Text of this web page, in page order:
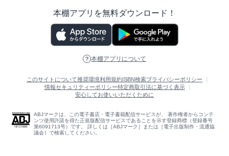
本棚アプリを無料ダウンロード！
本棚アプリについて
このサイトについて推奨環境利用規約ISBN検索プライバシーポリシー
情報セキュリティーポリシー特定商取引法に基づく表示
安心してお使いいただくために
ABJマークは、この電子書店・電子書籍配信サービスが、 著作権者からコンテ
ンツ使用許諾を得た正規版配信サービスであることを示す登録商標（登録番号
第6091713号）です。 詳しくは［ABJマーク］または［電子出版制作・流通協
議会］で検索してください。